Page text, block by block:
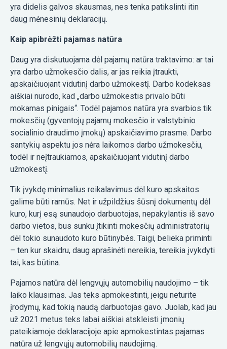
yra didelis galvos skausmas, nes tenka patikslinti itin
daug mėnesinių deklaracijų.
Kaip apibrėžti pajamas natūra
Daug yra diskutuojama dėl pajamų natūra traktavimo: ar tai
yra darbo užmokesčio dalis, ar jas reikia įtraukti,
apskaičiuojant vidutinį darbo užmokestį. Darbo kodeksas
aiškiai nurodo, kad „darbo užmokestis privalo būti
mokamas pinigais“. Todėl pajamos natūra yra svarbios tik
mokesčių (gyventojų pajamų mokesčio ir valstybinio
socialinio draudimo įmokų) apskaičiavimo prasme. Darbo
santykių aspektu jos nėra laikomos darbo užmokesčiu,
todėl ir neįtraukiamos, apskaičiuojant vidutinį darbo
užmokestį.
Tik įvykdę minimalius reikalavimus dėl kuro apskaitos
galime būti ramūs. Net ir užpildžius šūsnį dokumentų dėl
kuro, kurį esą sunaudojo darbuotojas, nepakylantis iš savo
darbo vietos, bus sunku įtikinti mokesčių administratorių
dėl tokio sunaudoto kuro būtinybės. Taigi, belieka priminti
– ten kur skaidru, daug aprašinėti nereikia, tereikia įvykdyti
tai, kas būtina.
Pajamos natūra dėl lengvųjų automobilių naudojimo – tik
laiko klausimas. Jas teks apmokestinti, jeigu neturite
įrodymų, kad tokią naudą darbuotojas gavo. Juolab, kad jau
už 2021 metus teks labai aiškiai atskleisti įmonių
pateikiamoje deklaracijoje apie apmokestintas pajamas
natūra už lengvųjų automobilių naudojimą.